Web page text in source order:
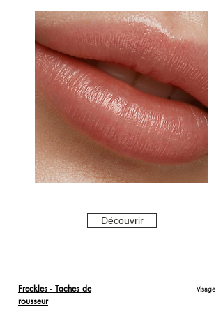
Découvrir
Freckles - Taches de
rousseur
Visage